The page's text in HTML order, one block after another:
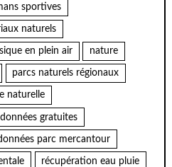
sportives
naturels
en plein air nature
parcs naturels régionaux
naturelle
gratuites
parc mercantour
récupération eau pluie